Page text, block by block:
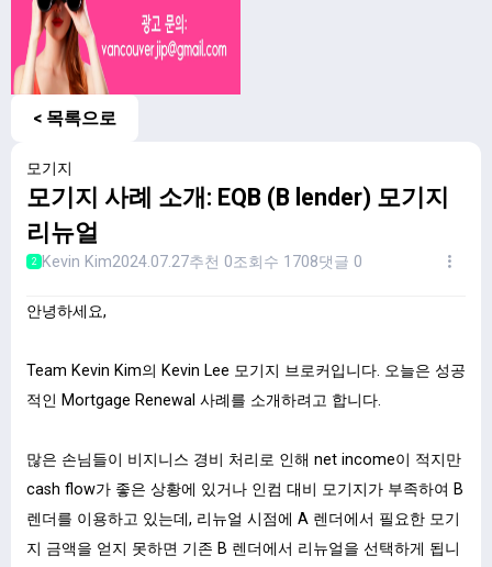
< 목록으로
모기지
모기지 사례 소개: EQB (B lender) 모기지
리뉴얼
2 Kevin Kim2024.07.27추천 0조회수 1708댓글 0
안녕하세요,
Team Kevin Kim의 Kevin Lee 모기지 브로커입니다. 오늘은 성공
적인 Mortgage Renewal 사례를 소개하려고 합니다.
많은 손님들이 비지니스 경비 처리로 인해 net income이 적지만
cash flow가 좋은 상황에 있거나 인컴 대비 모기지가 부족하여 B
렌더를 이용하고 있는데, 리뉴얼 시점에 A 렌더에서 필요한 모기
지 금액을 얻지 못하면 기존 B 렌더에서 리뉴얼을 선택하게 됩니